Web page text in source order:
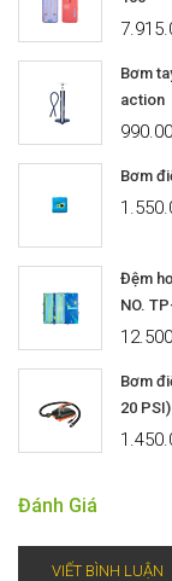
Bơm
action
Bơm
Đệm
NO.
Bơm
20 PSI)
Đánh Giá
VIẾT BÌNH LUẬN